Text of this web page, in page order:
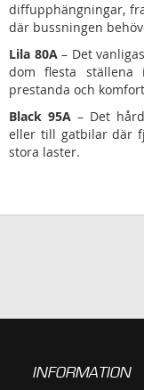
diffupphängningar,
där bussningen
Lila 80A– Det
dom flesta
prestanda och
Black 95A – Det
eller till gatbilar där
stora laster.
INFORMATION